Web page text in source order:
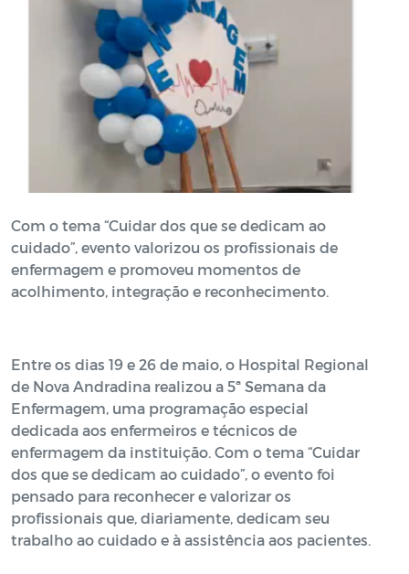
Com o tema “Cuidar dos que se dedicam ao
cuidado”, evento valorizou os profissionais de
enfermagem e promoveu momentos de
acolhimento, integração e reconhecimento.
Entre os dias 19 e 26 de maio, o Hospital Regional
de Nova Andradina realizou a 5ª Semana da
Enfermagem, uma programação especial
dedicada aos enfermeiros e técnicos de
enfermagem da instituição. Com o tema “Cuidar
dos que se dedicam ao cuidado”, o evento foi
pensado para reconhecer e valorizar os
profissionais que, diariamente, dedicam seu
trabalho ao cuidado e à assistência aos pacientes.